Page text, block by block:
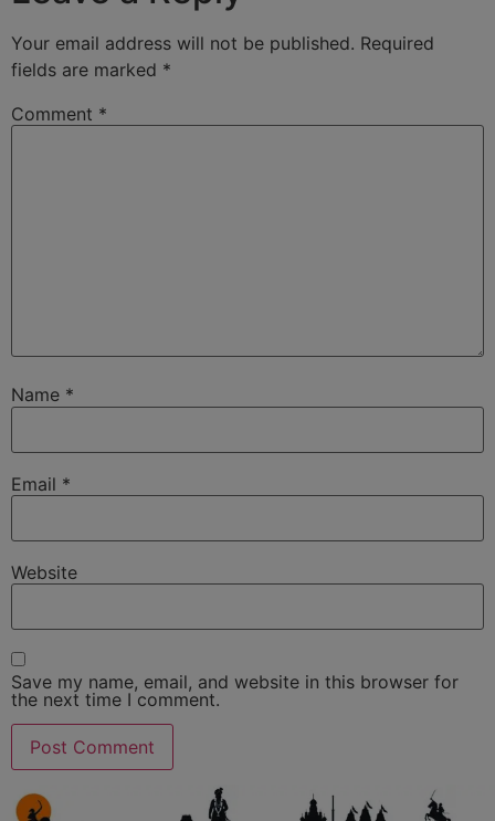
Your email address will not be published. Required
fields are marked *
Comment *
Name *
Email *
Website
Save my name, email, and website in this browser for
the next time I comment.